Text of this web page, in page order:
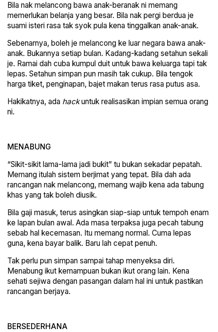
Bila nak melancong bawa anak-beranak ni memang
memerlukan belanja yang besar. Bila nak pergi berdua je
suami isteri rasa tak syok pula kena tinggalkan anak-anak.
Sebenarnya, boleh je melancong ke luar negara bawa anak-
anak. Bukannya setiap bulan. Kadang-kadang setahun sekali
je. Ramai dah cuba kumpul duit untuk bawa keluarga tapi tak
lepas. Setahun simpan pun masih tak cukup. Bila tengok
harga tiket, penginapan, bajet makan terus rasa putus asa.
Hakikatnya, ada hackuntuk realisasikan impian semua orang
ni.
MENABUNG
“Sikit-sikit lama-lama jadi bukit” tu bukan sekadar pepatah.
Memang itulah sistem berjimat yang tepat. Bila dah ada
rancangan nak melancong, memang wajib kena ada tabung
khas yang tak boleh diusik.
Bila gaji masuk, terus asingkan siap-siap untuk tempoh enam
ke lapan bulan awal. Ada masa terpaksa juga pecah tabung
sebab hal kecemasan. Itu memang normal. Cuma lepas
guna, kena bayar balik. Baru lah cepat penuh.
Tak perlu pun simpan sampai tahap menyeksa diri.
Menabung ikut kemampuan bukan ikut orang lain. Kena
sehati sejiwa dengan pasangan dalam hal ini untuk pastikan
rancangan berjaya.
BERSEDERHANA